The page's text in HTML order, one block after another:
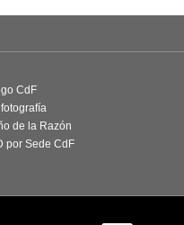
CdF
de la Razón
por Sede CdF